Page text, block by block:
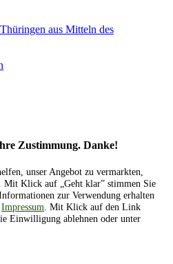
aus Mitteln des
Zustimmung. Danke!
unser Angebot zu vermarkten,
Mit Klick auf „Geht klar” stimmen Sie
zur Verwendung erhalten
Impressum. Mit Klick auf den Link
Einwilligung ablehnen oder unter